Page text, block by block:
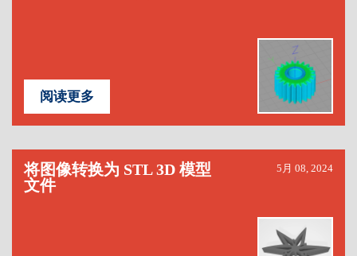
阅读更多
将图像转换为 STL 3D 模型
文件
5月 08, 2024